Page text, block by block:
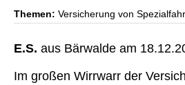
Themen: Versicherung von
E.S. aus Bärwalde am
Im großen Wirrwarr der